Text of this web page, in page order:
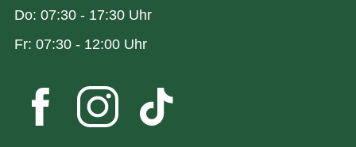
Do: 07:30 - 17:30 Uhr
Fr: 07:30 - 12:00 Uhr